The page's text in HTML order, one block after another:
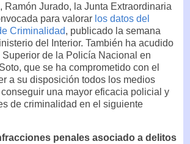
Ramón Jurado, la Junta Extraordinaria
para valorar los datos del
Criminalidad, publicado la semana
del Interior. También ha acudido
de la Policía Nacional en
que se ha comprometido con el
a su disposición todos los medios
una mayor eficacia policial y
de criminalidad en el siguiente
penales asociado a delitos